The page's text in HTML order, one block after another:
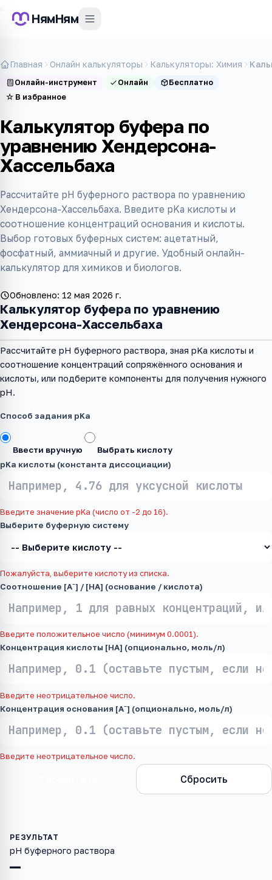
НямНям
Главная Онлайн калькуляторы Калькуляторы: Химия
Онлайн-инструмент Онлайн
Бесплатно
☆ В избранное
Калькулятор буфера по
уравнению Хендерсона-
Хассельбаха
Рассчитайте pH буферного раствора по уравнению
Хендерсона-Хассельбаха. Введите pKa кислоты и
соотношение концентраций основания и кислоты.
Выбор готовых буферных систем: ацетатный,
фосфатный, аммиачный и другие. Удобный онлайн-
калькулятор для химиков и биологов.
Обновлено: 12 мая 2026 г.
Калькулятор буфера по уравнению
Хендерсона-Хассельбаха
Рассчитайте pH буферного раствора, зная pKa кислоты и
соотношение концентраций сопряжённого основания и
кислоты, или подберите компоненты для получения нужного
pH.
Способ задания pKa
Ввести вручную
Выбрать кислоту
pKa кислоты (константа диссоциации)
Введите значение pKa (число от -2 до 16).
Выберите буферную систему
Пожалуйста, выберите кислоту из списка.
Соотношение [A⁻] / [HA] (основание / кислота)
Введите положительное число (минимум 0.0001).
Концентрация кислоты [HA] (опционально, моль/л)
Введите неотрицательное число.
Концентрация основания [A⁻] (опционально, моль/л)
Введите неотрицательное число.
Сбросить
—
pH буферного раствора